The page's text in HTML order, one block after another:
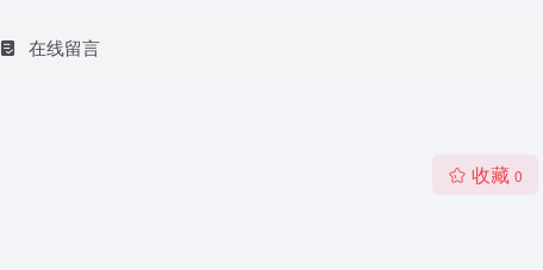
在线留言
收藏 0